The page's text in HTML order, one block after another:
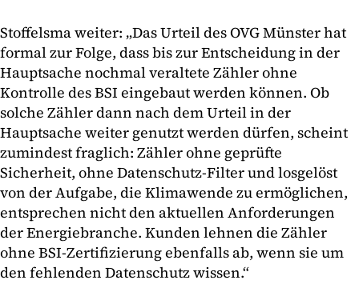
Stoffelsma weiter: „Das Urteil des OVG Münster hat
formal zur Folge, dass bis zur Entscheidung in der
Hauptsache nochmal veraltete Zähler ohne
Kontrolle des BSI eingebaut werden können. Ob
solche Zähler dann nach dem Urteil in der
Hauptsache weiter genutzt werden dürfen, scheint
zumindest fraglich: Zähler ohne geprüfte
Sicherheit, ohne Datenschutz-Filter und losgelöst
von der Aufgabe, die Klimawende zu ermöglichen,
entsprechen nicht den aktuellen Anforderungen
der Energiebranche. Kunden lehnen die Zähler
ohne BSI-Zertifizierung ebenfalls ab, wenn sie um
den fehlenden Datenschutz wissen.“